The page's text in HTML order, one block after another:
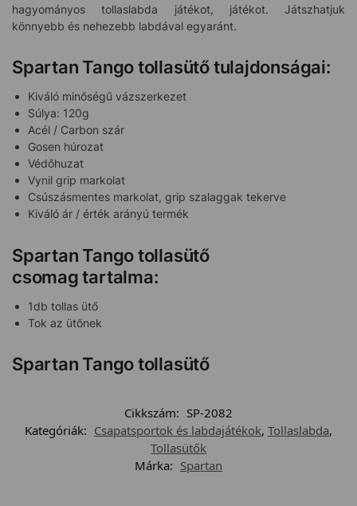
hagyományos tollaslabda játékot, játékot. Játszhatjuk
könnyebb és nehezebb labdával egyaránt.
Spartan Tango tollasütő tulajdonságai:
Kiváló minőségű vázszerkezet
Súlya: 120g
Acél / Carbon szár
Gosen húrozat
Védőhuzat
Vynil grip markolat
Csúszásmentes markolat, grip szalaggak tekerve
Kiváló ár / érték arányú termék
Spartan Tango tollasütő
csomag tartalma:
1db tollas ütő
Tok az ütőnek
Spartan Tango tollasütő
Cikkszám: SP-2082
Kategóriák: Csapatsportok és labdajátékok, Tollaslabda,
Tollasütők
Márka: Spartan